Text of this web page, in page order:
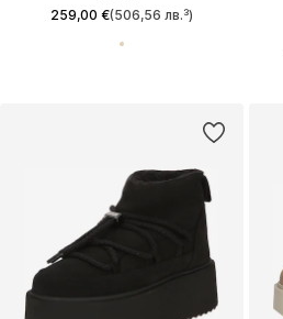
259,00 €(506,56 лв.³)